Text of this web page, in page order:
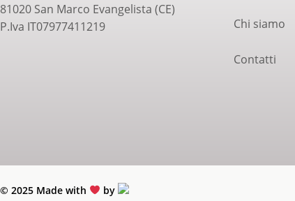
81020 San Marco Evangelista (CE)
P.Iva IT07977411219
Chi siamo
Contatti
© 2025 Made with by